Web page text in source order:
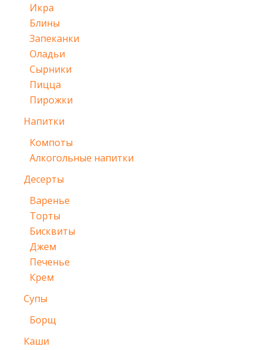
Икра
Блины
Запеканки
Оладьи
Сырники
Пицца
Пирожки
Напитки
Компоты
Алкогольные напитки
Десерты
Варенье
Торты
Бисквиты
Джем
Печенье
Крем
Супы
Борщ
Каши